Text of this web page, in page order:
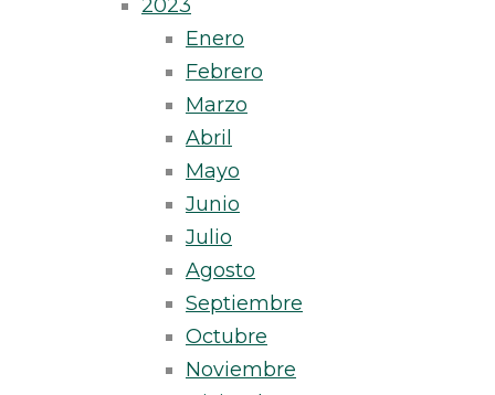
2023
Enero
Febrero
Marzo
Abril
Mayo
Junio
Julio
Agosto
Septiembre
Octubre
Noviembre